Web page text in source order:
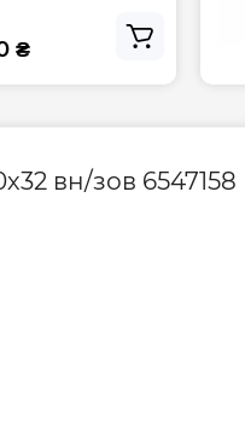
₴
вн/зов 6547158